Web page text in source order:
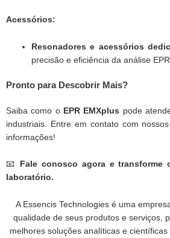
Acessórios:
Resonadores e acessórios
precisão e eficiência da análise EPR.
Pronto para Descobrir Mais?
Saiba como o EPR EMXplus pode
industriais. Entre em contato com
informações!
📧 Fale conosco agora e transforme
laboratório.
A Essencis Technologies é uma
qualidade de seus produtos e serviços,
melhores soluções analíticas e